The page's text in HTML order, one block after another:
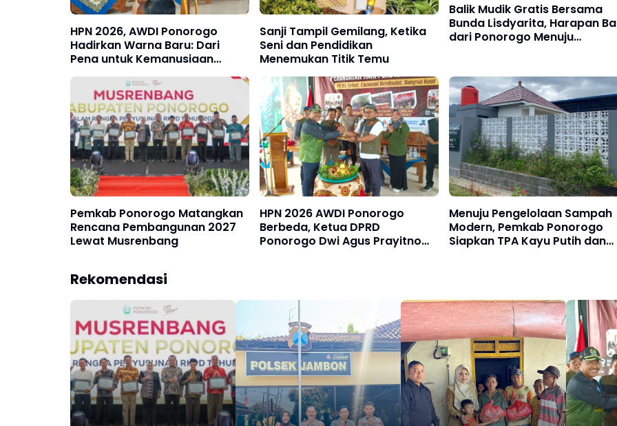
HPN 2026, AWDI Ponorogo
Hadirkan Warna Baru: Dari
Pena untuk Kemanusiaan
Rehap 4 Rumah Tak Layak Huni,
Santuni Anak Yatim dan Kaum
Dhu'afa'
Sanji Tampil Gemilang, Ketika
Seni dan Pendidikan
Menemukan Titik Temu
Balik Mudik Gratis Bersama
Bunda Lisdyarita, Harapan
dari Ponorogo Menuju
Pemkab Ponorogo Matangkan
Rencana Pembangunan 2027
Lewat Musrenbang
HPN 2026 AWDI Ponorogo
Berbeda, Ketua DPRD
Ponorogo Dwi Agus Prayitno
Menuju Pengelolaan Sampah
Modern, Pemkab Ponorogo
Siapkan TPA Kayu Putih dan
Rekomendasi